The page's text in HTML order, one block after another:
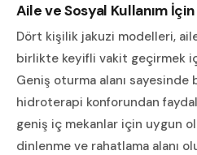
Aile ve Sosyal Kullanım
Dört kişilik jakuzi modelleri,
birlikte keyifli vakit geçirmek
Geniş oturma alanı sayesinde
hidroterapi konforundan
geniş iç mekanlar için uygun
dinlenme ve rahatlama alanı